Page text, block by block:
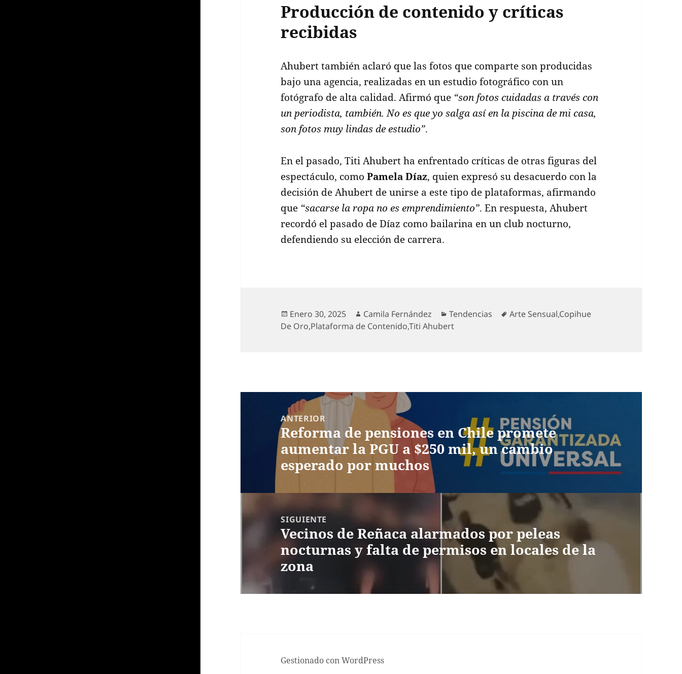
Producción de contenido y críticas
recibidas
Ahubert también aclaró que las fotos que comparte son producidas
bajo una agencia, realizadas en un estudio fotográfico con un
fotógrafo de alta calidad. Afirmó que “son fotos cuidadas a través con
un periodista, también. No es que yo salga así en la piscina de mi casa,
son fotos muy lindas de estudio”.
En el pasado, Titi Ahubert ha enfrentado críticas de otras figuras del
espectáculo, comoPamela Díaz, quien expresó su desacuerdo con la
decisión de Ahubert de unirse a este tipo de plataformas, afirmando
que “sacarse la ropa no es emprendimiento”. En respuesta, Ahubert
recordó el pasado de Díaz como bailarina en un club nocturno,
defendiendo su elección de carrera.
Publicado
el
Enero 30, 2025 Autor
Camila Fernández Categorías
Tendencias Etiquetas
Arte Sensual,Copihue
De Oro,Plataforma de Contenido,Titi Ahubert
Navegación
entradas
ANTERIOR
Entrada
anterior:
Reforma de pensiones en Chile promete
aumentar la PGU a $250 mil, un cambio
esperado por muchos
SIGUIENTE
Entrada
siguiente:
Vecinos de Reñaca alarmados por peleas
nocturnas y falta de permisos en locales de la
zona
Gestionado con WordPress